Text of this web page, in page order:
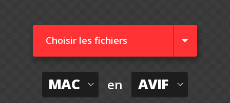
Choisir les fichiers
MAC en AVIF